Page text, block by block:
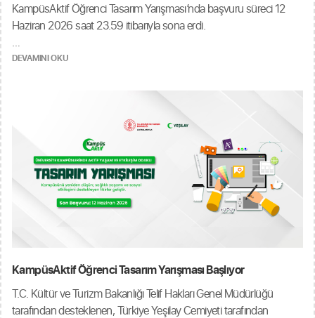
KampüsAktif Öğrenci Tasarım Yarışması’nda başvuru süreci 12
Haziran 2026 saat 23.59 itibarıyla sona erdi.
Ülkemizin yedi bölgesinden gelen başvurularla yarışma ulusal bir
öğrencilerin katılımı ayrı bir zenginlik kattı. Bireysel katılımların yanı
danışman akademisyen katkısıyla hazırlanan ve farklı
üniversitelerden öğrencilerin bir araya gelerek oluşturduğu ortak
ekip projeleri özellikle dikkat çekti.
Başvurulara ilişkin değerlendirme süreci başlamış olup sonuçların
Haziran 2026 sonunda açıklanması planlanmaktadır.
DEVAMINI OKU
KampüsAktif Öğrenci Tasarım Yarışması Başlıyor
T.C. Kültür ve Turizm Bakanlığı Telif Hakları Genel Müdürlüğü
tarafından desteklenen, Türkiye Yeşilay Cemiyeti tarafından